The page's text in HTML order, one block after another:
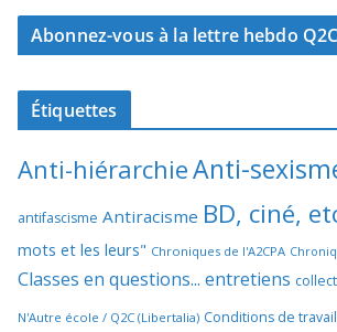
Abonnez-vous à la lettre hebdo Q2C
Étiquettes
Anti-hiérarchieAnti-
antifascisme Antiracisme BD, ciné,
mots et les leurs" Chroniques de l'A2CPA
Classes en questions... entretiens
N'Autre école / Q2C (Libertalia) Conditions de travail